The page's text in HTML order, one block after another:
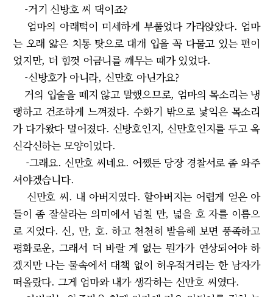
-거기 신방호 씨 댁이죠?
엄마의 아래턱이 미세하게 부풀었다 가라앉았다. 엄마
는 오래 앓은 치통 탓으로 대개 입을 꼭 다물고 있는 편이
었지만, 더 힘껏 어금니를 깨무는 때가 있었다.
-신방호가 아니라, 신만호 아닌가요?
거의 입술을 떼지 않고 말했으므로, 엄마의 목소리는 냉
랭하고 건조하게 느껴졌다. 수화기 밖으로 낯익은 목소리
가 다가왔다 멀어졌다. 신방호인지, 신만호인지를 두고 옥
신각신하는 모양이었다.
-그래요. 신만호 씨네요. 어쨌든 당장 경찰서로 좀 와주
셔야겠습니다.
신만호 씨. 내 아버지였다. 할아버지는 어렵게 얻은 아
들이 좀 잘살라는 의미에서 넘칠 만, 넓을 호 자를 이름으
로 지었다. 신, 만, 호. 하고 천천히 발음해 보면 풍족하고
평화로운, 그래서 더 바랄 게 없는 뭔가가 연상되어야 하
겠지만 나는 물속에서 대책 없이 허우적거리는 한 남자가
떠올랐다. 그게 엄마와 내가 생각하는 신만호 씨였다.